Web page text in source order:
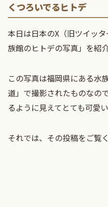
くつろいでるヒトデ
本日は日本のX（旧ツイッ
族館のヒトデの写真」を紹介
この写真は福岡県にある水
道」で撮影されたものなの
るように見えてとても可愛い
それでは、その投稿をご覧